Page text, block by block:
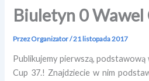
Biuletyn 0 Wawel
PrzezOrganizator/21 listopada 2017
Publikujemy pierwszą,
Cup 37.! Znajdziecie w nim